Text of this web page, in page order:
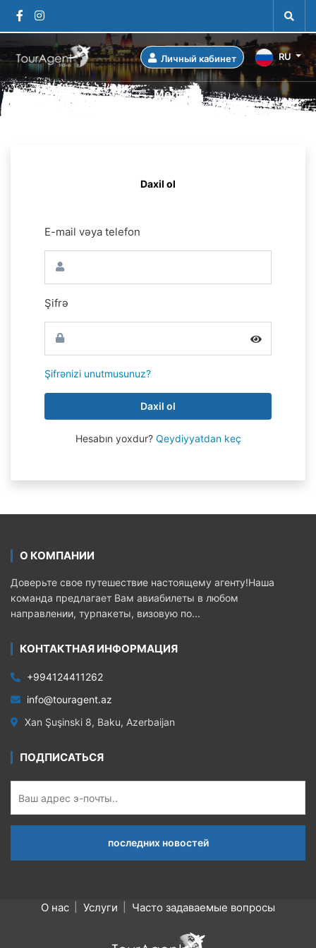
Личный кабинет RU
Menu
Daxil ol
E-mail vəya telefon
Şifrə
Şifrənizi unutmusunuz?
Daxil ol
Hesabın yoxdur? Qeydiyyatdan keç
О КОМПАНИИ
Доверьте свое путешествие настоящему агенту!Наша
команда предлагает Вам авиабилеты в любом
направлении, турпакеты, визовую по...
КОНТАКТНАЯ ИНФОРМАЦИЯ
+994124411262
info@touragent.az
Xan Şuşinski 8, Baku, Azerbaijan
ПОДПИСАТЬСЯ
О нас Услуги Часто задаваемые вопросы